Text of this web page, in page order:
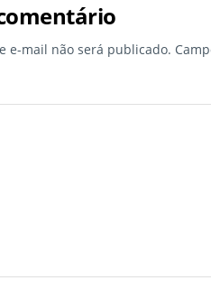
e-mail não será publicado.